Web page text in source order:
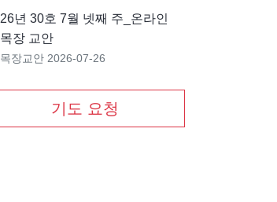
26년 30호 7월 넷째 주_온라인
목장 교안
목장교안 2026-07-26
기도 요청